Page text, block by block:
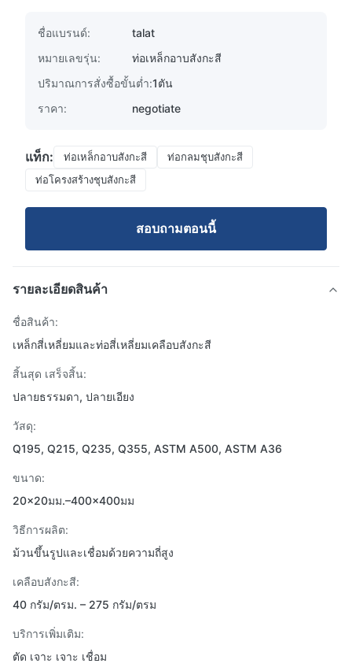
ชื่อแบรนด์:
talat
หมายเลขรุ่น:
ท่อเหล็กอาบสังกะสี
ปริมาณการสั่งซื้อขั้นต่ำ:1ตัน
ราคา:
negotiate
แท็ก: ท่อเหล็กอาบสังกะสี
ท่อกลมชุบสังกะสี
ท่อโครงสร้างชุบสังกะสี
สอบถามตอนนี้
รายละเอียดสินค้า
ชื่อสินค้า:
เหล็กสี่เหลี่ยมและท่อสี่เหลี่ยมเคลือบสังกะสี
สิ้นสุด เสร็จสิ้น:
ปลายธรรมดา, ปลายเอียง
วัสดุ:
Q195, Q215, Q235, Q355, ASTM A500, ASTM A36
ขนาด:
20×20มม.–400×400มม
วิธีการผลิต:
ม้วนขึ้นรูปและเชื่อมด้วยความถี่สูง
เคลือบสังกะสี:
40 กรัม/ตรม. – 275 กรัม/ตรม
บริการเพิ่มเติม:
ตัด เจาะ เจาะ เชื่อม